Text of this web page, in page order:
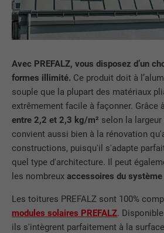
Avec PREFALZ, vous disposez d’un
formes illimité. Ce produit doit à
souple que la plupart des matériaux
extrêmement facile à façonner. Grâce
entre 2,2 et 2,3 kg/m² selon la largeur
convient aussi bien à la rénovation
constructions, puisqu'il s'adapte
quel type d'architecture. Il peut
les nombreuxaccessoires du système
Les toitures PREFALZ sont 100%
modules solaires PREFALZ.
ils s'intègrent parfaitement à la